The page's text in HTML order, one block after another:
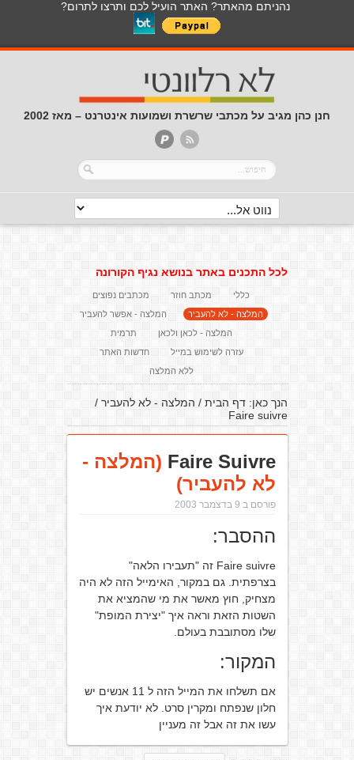
נהניתם מהאתר? האתר הועיל לכם ותרצו לתרום?
חנן כהן מגיב על מכתבי שרשרת ושמועות אינטרנט – מאז 2002
לכל התכנים באתר בנושא נגיף הקורונה
כללי מכתב חוזר
מכתבים נפוצים
המלצה - לא להעביר
המלצה - אפשר להעביר
המלצה - לכאן ולכאן
תרמית
עזרה לשימוש במייל
חדשות האתר
ללא המלצה
הנך כאן:דף הבית / המלצה - לא להעביר /
Faire suivre
Faire Suivre (המלצה -
לא להעביר)
פורסם ב 9 בדצמבר 2003
ההסבר:
Faire suivre זה "תעבירו הלאה"
בצרפתית. גם במקור, האימייל הזה לא היה
מצחיק, חוץ מאשר את מי שהמציא את
השטות הזאת וראה איך "יצירת המופת"
שלו מסתובבת בעולם.
המקור:
אם תשלחו את המייל הזה ל 11 אנשים יש
חלון שנפתח ומקרין סרט. לא יודעת איך
עשו את זה אבל זה מעניין